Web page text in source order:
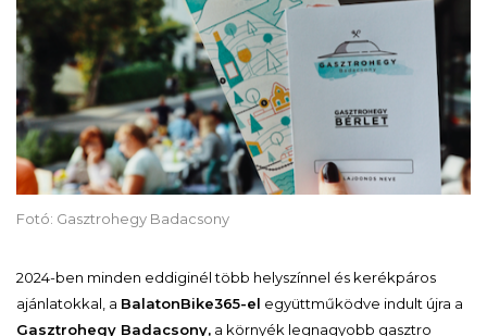
Fotó: Gasztrohegy Badacsony
2024-ben minden eddiginél több helyszínnel és kerékpáros
ajánlatokkal, a BalatonBike365-el együttműködve indult újra a
Gasztrohegy Badacsony, a környék legnagyobb gasztro